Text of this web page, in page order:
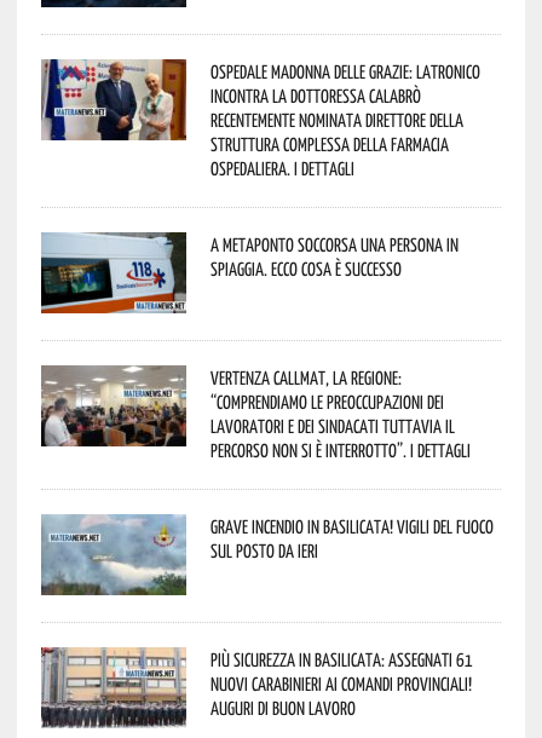
Ospedale Madonna delle Grazie: Latronico
incontra la dottoressa Calabrò
recentemente nominata Direttore della
Struttura Complessa della Farmacia
Ospedaliera. I dettagli
A Metaponto soccorsa una persona in
spiaggia. Ecco cosa è successo
Vertenza CallMat, la Regione:
“comprendiamo le preoccupazioni dei
lavoratori e dei sindacati tuttavia il
percorso non si è interrotto”. I dettagli
Grave incendio in Basilicata! Vigili del fuoco
sul posto da ieri
Più sicurezza in Basilicata: assegnati 61
nuovi Carabinieri ai Comandi provinciali!
Auguri di buon lavoro